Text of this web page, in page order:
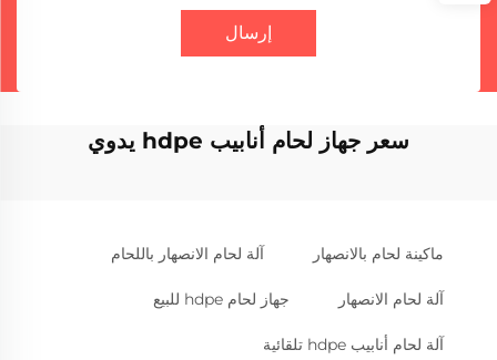
إرسال
سعر جهاز لحام أنابيب hdpe يدوي
ماكينة لحام بالانصهار آلة لحام الانصهار باللحام
آلة لحام الانصهار جهاز لحام hdpe للبيع
آلة لحام أنابيب hdpe تلقائية